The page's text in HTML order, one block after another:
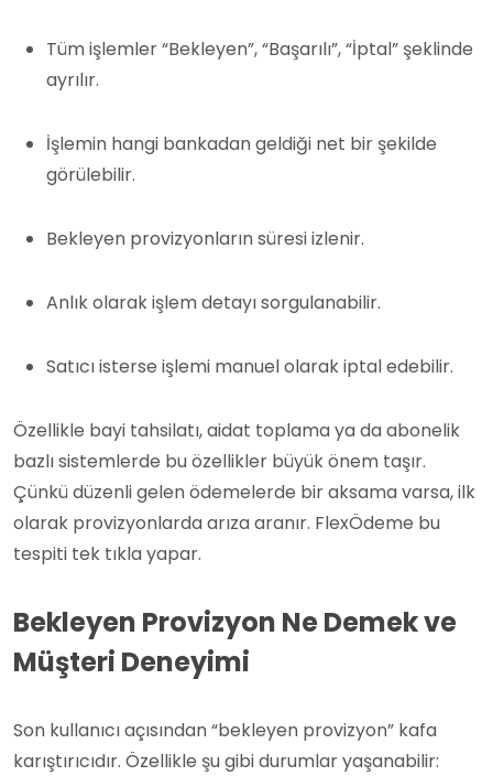
Tüm işlemler “Bekleyen”, “Başarılı”, “İptal” şeklinde
ayrılır.
İşlemin hangi bankadan geldiği net bir şekilde
görülebilir.
Bekleyen provizyonların süresi izlenir.
Anlık olarak işlem detayı sorgulanabilir.
Satıcı isterse işlemi manuel olarak iptal edebilir.
Özellikle bayi tahsilatı, aidat toplama ya da abonelik
bazlı sistemlerde bu özellikler büyük önem taşır.
Çünkü düzenli gelen ödemelerde bir aksama varsa, ilk
olarak provizyonlarda arıza aranır. FlexÖdeme bu
tespiti tek tıkla yapar.
Bekleyen Provizyon Ne Demek ve
Müşteri Deneyimi
Son kullanıcı açısından “bekleyen provizyon” kafa
karıştırıcıdır. Özellikle şu gibi durumlar yaşanabilir: